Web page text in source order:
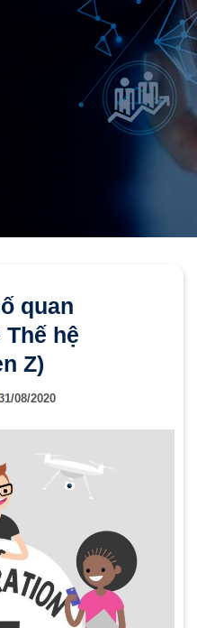
quan
hệ
Z)
08/2020